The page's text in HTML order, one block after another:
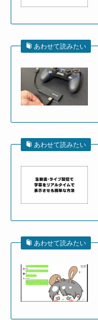
あわせて読みたい
あわせて読みたい
あわせて読みたい